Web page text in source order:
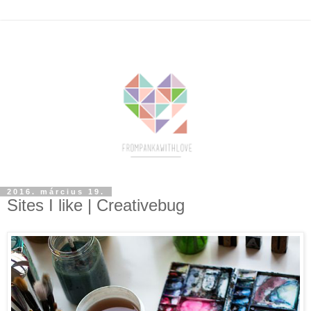
2016. március 19.
Sites I like | Creativebug